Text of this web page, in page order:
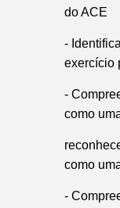
do ACE
-
exercício
-
como
como
-